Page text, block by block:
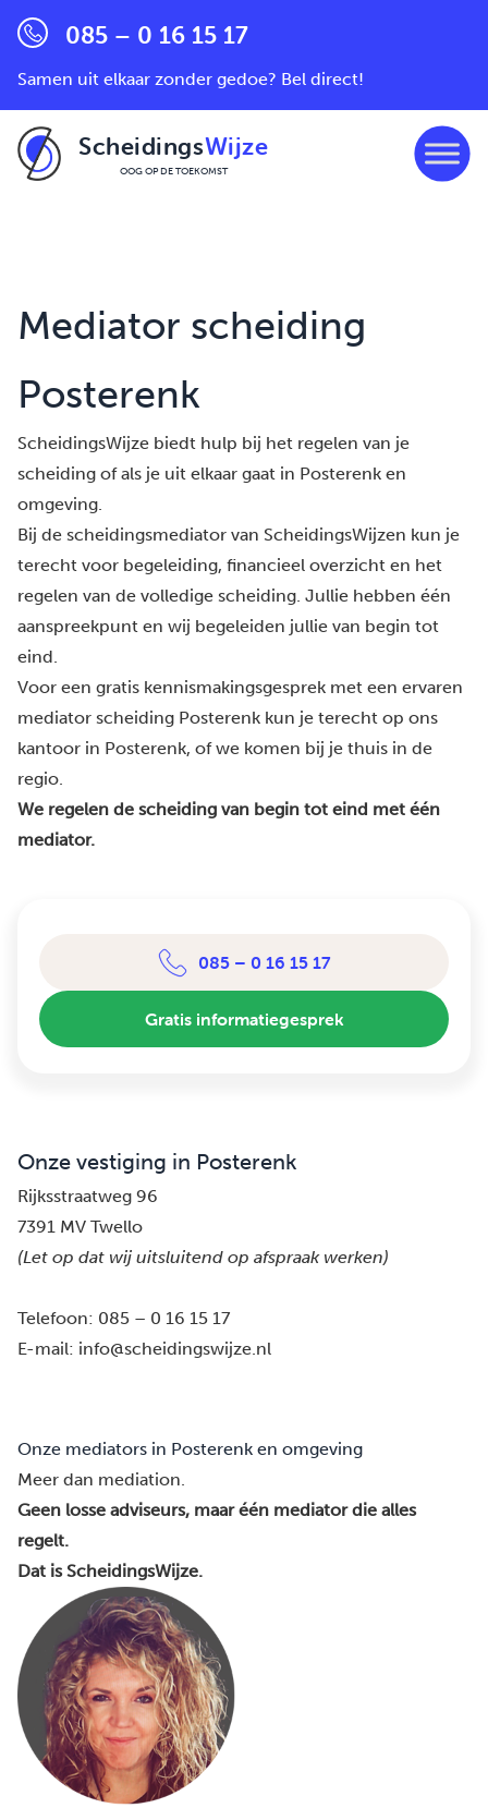
085 – 0 16 15 17
Samen uit elkaar zonder gedoe? Bel direct!
ScheidingsWijze
OOG OP DE TOEKOMST
Mediator scheiding
Posterenk
ScheidingsWijze biedt hulp bij het regelen van je
scheiding of als je uit elkaar gaat in Posterenk en
omgeving.
Bij de scheidingsmediator van ScheidingsWijzen kun je
terecht voor begeleiding, financieel overzicht en het
regelen van de volledige scheiding. Jullie hebben één
aanspreekpunt en wij begeleiden jullie van begin tot
eind.
Voor een gratis kennismakingsgesprek met een ervaren
mediator scheiding Posterenk kun je terecht op ons
kantoor in Posterenk, of we komen bij je thuis in de
regio.
We regelen de scheiding van begin tot eind met één
mediator.
085 – 0 16 15 17
Gratis informatiegesprek
Onze vestiging in Posterenk
Rijksstraatweg 96
7391 MV Twello
(Let op dat wij uitsluitend op afspraak werken)
Telefoon: 085 – 0 16 15 17
E-mail: info@scheidingswijze.nl
Onze mediators in Posterenk en omgeving
Meer dan mediation.
Geen losse adviseurs, maar één mediator die alles
regelt.
Dat is ScheidingsWijze.